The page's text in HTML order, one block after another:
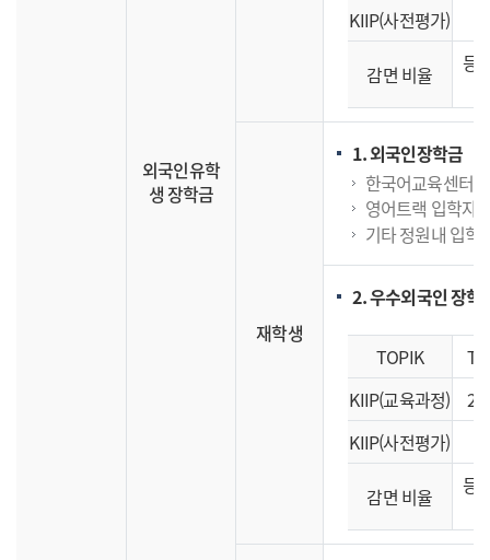
외국인유학
생 장학금
KIIP(사전평가)
감면 비율 등
재학생
1. 외국인장학금
한국어교육센터
영어트랙 입학자
기타 정원내 입학
2. 우수외국인 장학
TOPIK
KIIP(교육과정)
2
KIIP(사전평가)
감면 비율 등